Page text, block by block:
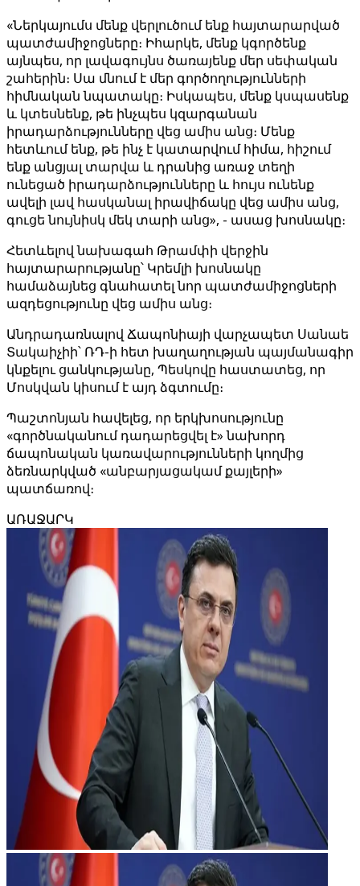
«Ներկայումս մենք վերլուծում ենք հայտարարված
պատժամիջոցները։ Իհարկե, մենք կգործենք
այնպես, որ լավագույնս ծառայենք մեր սեփական
շահերին։ Սա մնում է մեր գործողությունների
հիմնական նպատակը։ Իսկապես, մենք կսպասենք
և կտեսնենք, թե ինչպես կզարգանան
իրադարձությունները վեց ամիս անց։ Մենք
հետևում ենք, թե ինչ է կատարվում հիմա, հիշում
ենք անցյալ տարվա և դրանից առաջ տեղի
ունեցած իրադարձությունները և հույս ունենք
ավելի լավ հասկանալ իրավիճակը վեց ամիս անց,
գուցե նույնիսկ մեկ տարի անց», - ասաց խոսնակը։
Հետևելով նախագահ Թրամփի վերջին
հայտարարությանը՝ Կրեմլի խոսնակը
համաձայնեց գնահատել նոր պատժամիջոցների
ազդեցությունը վեց ամիս անց։
Անդրադառնալով Ճապոնիայի վարչապետ Սանաե
Տակաիչիի՝ ՌԴ-ի հետ խաղաղության պայմանագիր
կնքելու ցանկությանը, Պեսկովը հաստատեց, որ
Մոսկվան կիսում է այդ ձգտումը։
Պաշտոնյան հավելեց, որ երկխոսությունը
«գործնականում դադարեցվել է» նախորդ
ճապոնական կառավարությունների կողմից
ձեռնարկված «անբարյացակամ քայլերի»
պատճառով։
ԱՌԱՋԱՐԿ